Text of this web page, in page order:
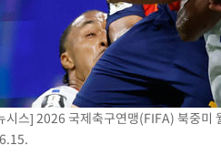
스] 2026 국제축구연맹(FIFA) 북중미